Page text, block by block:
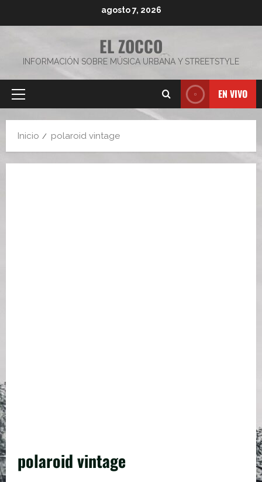
agosto 7, 2026
EL ZOCCO
INFORMACIÓN SOBRE MÚSICA URBANA Y STREETSTYLE
Menú
EN VIVO
Inicio polaroid vintage
polaroid vintage